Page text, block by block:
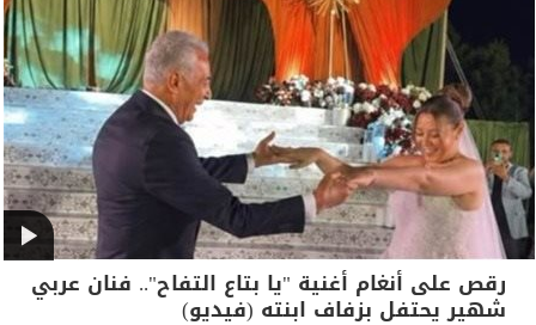
رقص على أنغام أغنية "يا بتاع التفاح".. فنان عربي
شهير يحتفل بزفاف ابنته (فيديو)